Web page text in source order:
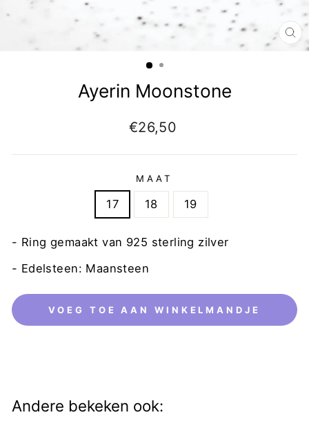
Ayerin Moonstone
€26,50
MAAT
17 18 19
- Ring gemaakt van 925 sterling zilver
- Edelsteen: Maansteen
VOEG TOE AAN WINKELMANDJE
Andere bekeken ook: